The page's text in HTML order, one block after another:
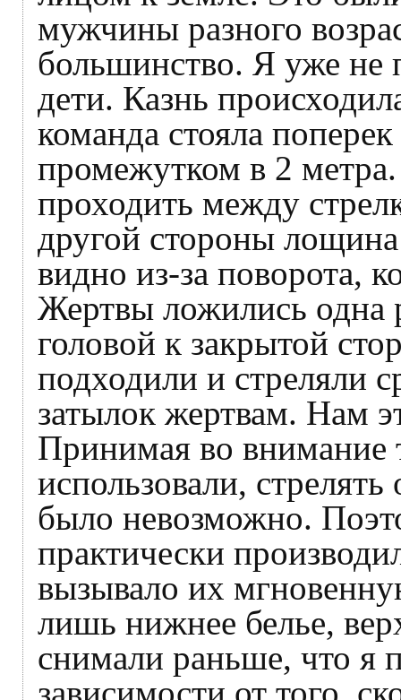
мужчины разного
большинство. Я уже
дети. Казнь
команда стояла
промежутком в 2
проходить между
другой стороны
видно из-за поворота,
Жертвы ложились одна
головой к закрытой
подходили и стреляли
затылок жертвам. Нам
Принимая во внимание
использовали,
было невозможно.
практически
вызывало их
лишь нижнее белье,
снимали раньше, что я
зависимости от того,